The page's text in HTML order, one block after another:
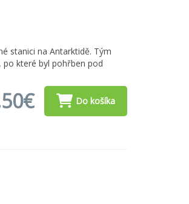
stanici na Antarktidě. Tým
po které byl pohřben pod
Do košíka